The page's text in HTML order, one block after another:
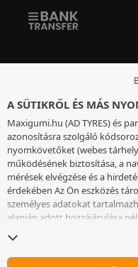
A SÜTIKRŐL ÉS MÁS
Maxigumi.hu (AD TYRES) és
azonosításra szolgáló
nyomkövetőket (webes
működésének biztosítása, a
mérések elvégzése és a
érdekében Az Ön eszközés
személyes adatokat
alapján adott hozzájárulása
nyomkövetőket az eszközén.
hónapig őrizzük meg. A